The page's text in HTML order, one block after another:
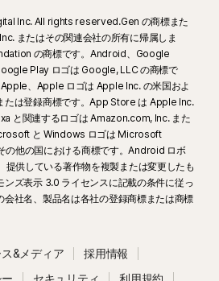
7 (すべてのエディション、SHA2
Pack 1 (SP 1) 以降)
ティングシステム
降。
能: ノートン クラウドバックアップ、ノ
ー（保護者機能）、ノートン セーフカ
レーティングシステム
降。Google Playアプリがインストー
降。Google Playアプリがインストール
があります。
ティングシステム
ージョン前までのApple® macOSを搭
ーティングシステム
降。Google Playアプリがインストー
要があります。
10.0以降を搭載したGoogle TV
ィングシステム
ージョン前までのApple® tvOSを搭載し
されます。年ごとの請求の場合は、更新日の
年間ライセンスの場合は、更新料金が記載さ
されます。更新料金は、
初回料金よりも高く
変更される場合があります。ライセンスの更新
ように、アカウントでキャンセルするか
わせください。
ンスの場合は初回購入から 14 日以内、年間
から 60 日以内であれば、ライセンス契約をキ
金として受け取ることができます。詳しくは、
ーを参照してください。
Inc. All rights reserved.Gen の商標また
またはその関連会社の所有に帰属しま
の商標です。Android、Google
Play ロゴは Google, LLC の商標で
、Apple ロゴは Apple Inc. の米国およ
たは登録商標です。App Store は Apple Inc.
と関連するロゴは Amazon.com, Inc. また
と Windows ロゴは Microsoft
他の国における商標です。Android ロボ
提供している著作物を複製または変更したも
ンズ表示 3.0 ライセンスに記載の条件に従っ
会社名、製品名は各社の登録商標または商標
&メディア
採用情報